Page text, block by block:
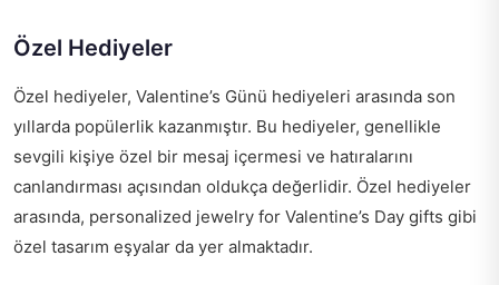
Özel Hediyeler
Özel hediyeler, Valentine’s Günü hediyeleri arasında son
yıllarda popülerlik kazanmıştır. Bu hediyeler, genellikle
sevgili kişiye özel bir mesaj içermesi ve hatıralarını
canlandırması açısından oldukça değerlidir. Özel hediyeler
arasında, personalized jewelry for Valentine’s Day gifts gibi
özel tasarım eşyalar da yer almaktadır.